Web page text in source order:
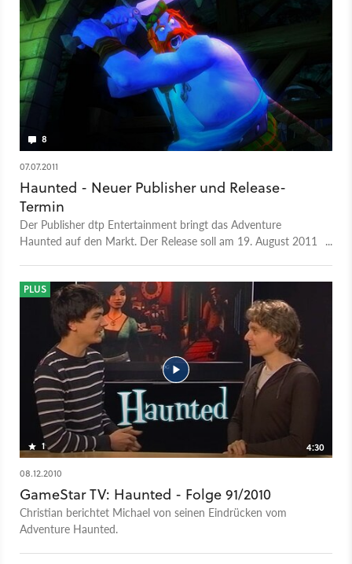
8
07.07.2011
Haunted - Neuer Publisher und Release-
Termin
Der Publisher dtp Entertainment bringt das Adventure
Haunted auf den Markt. Der Release soll am 19. August 2011
1 4:30
PLUS
08.12.2010
GameStar TV: Haunted - Folge 91/2010
Christian berichtet Michael von seinen Eindrücken vom
Adventure Haunted.